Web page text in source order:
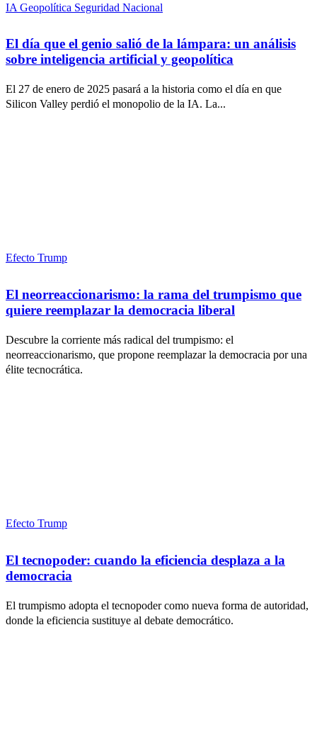
IA Geopolítica Seguridad Nacional
El día que el genio salió de la lámpara: un análisis
sobre inteligencia artificial y geopolítica
El 27 de enero de 2025 pasará a la historia como el día en que
Silicon Valley perdió el monopolio de la IA. La...
Efecto Trump
El neorreaccionarismo: la rama del trumpismo que
quiere reemplazar la democracia liberal
Descubre la corriente más radical del trumpismo: el
neorreaccionarismo, que propone reemplazar la democracia por una
élite tecnocrática.
Efecto Trump
El tecnopoder: cuando la eficiencia desplaza a la
democracia
El trumpismo adopta el tecnopoder como nueva forma de autoridad,
donde la eficiencia sustituye al debate democrático.